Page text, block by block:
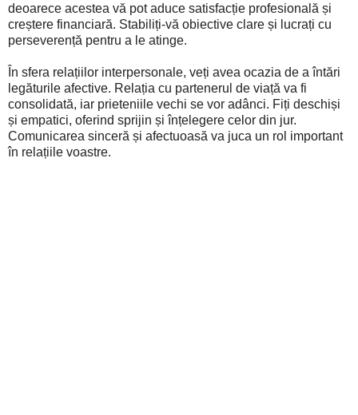
deoarece acestea vă pot aduce satisfacție profesională și
creștere financiară. Stabiliți-vă obiective clare și lucrați cu
perseverență pentru a le atinge.
În sfera relațiilor interpersonale, veți avea ocazia de a întări
legăturile afective. Relația cu partenerul de viață va fi
consolidată, iar prieteniile vechi se vor adânci. Fiți deschiși
și empatici, oferind sprijin și înțelegere celor din jur.
Comunicarea sinceră și afectuoasă va juca un rol important
în relațiile voastre.